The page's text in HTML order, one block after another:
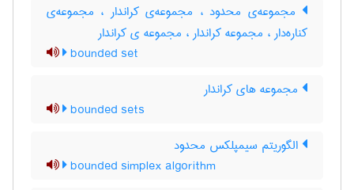
مجموعه‌ی محدود ، مجموعه‌ی کراندار ، مجموعه‌ی
کناره‌دار ، مجموعه کراندار ، مجموعه ی کراندار
bounded set
مجموعه های کراندار
bounded sets
الگوریتم سیمپلکس محدود
bounded simplex algorithm